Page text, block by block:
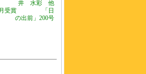
月受賞 「日
の出前」200号